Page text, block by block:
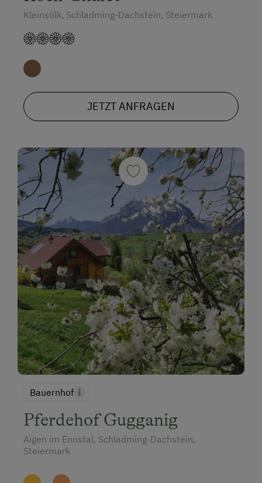
Kleinsölk, Schladming-Dachstein, Steiermark
JETZT ANFRAGEN
Bauernhof
Pferdehof Gugganig
Aigen im Ennstal, Schladming-Dachstein,
Steiermark